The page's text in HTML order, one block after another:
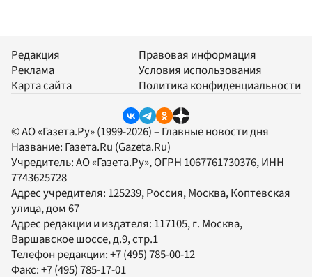
Редакция
Реклама
Карта сайта
Правовая информация
Условия использования
Политика конфиденциальности
© АО «Газета.Ру» (1999-2026) – Главные новости дня
Название: Газета.Ru (Gazeta.Ru)
Учредитель:АО «Газета.Ру», ОГРН 1067761730376, ИНН
7743625728
Адрес учредителя: 125239, Россия, Москва, Коптевская
улица, дом 67
Адрес редакции и издателя: 117105, г. Москва,
Варшавское шоссе, д.9, стр.1
Телефон редакции:+7 (495) 785-00-12
Факс:+7 (495) 785-17-01